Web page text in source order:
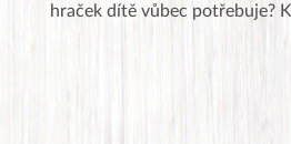
hraček dítě vůbec potřebuje?